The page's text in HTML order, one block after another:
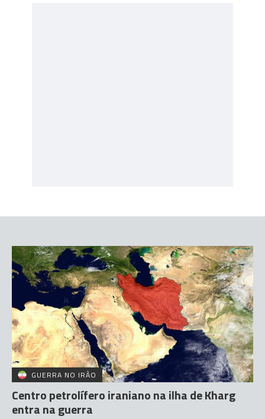
GUERRA NO IRÃO
Centro petrolífero iraniano na ilha de Kharg
entra na guerra